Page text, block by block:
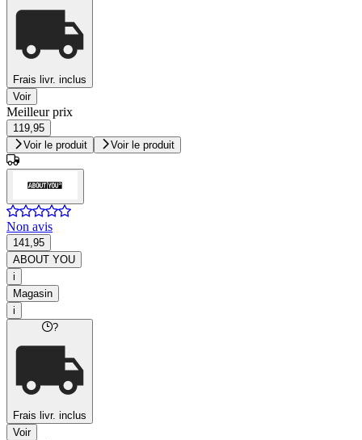
Frais livr. inclus
Voir
Meilleur prix
119,95
Voir le produit
Voir le produit
Non avis
141,95
ABOUT YOU
i
Magasin
i
?
Frais livr. inclus
Voir